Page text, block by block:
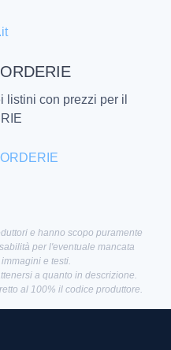
listini con prezzi per il
e hanno scopo puramente
per l'eventuale mancata
e testi.
a quanto in descrizione.
al 100% il codice produttore.